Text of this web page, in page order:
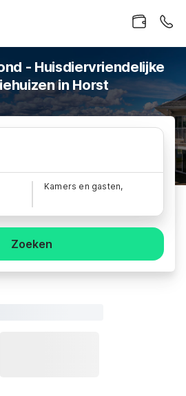
- Huisdiervriendelijke
in Horst
Kamers en gasten,
Zoeken